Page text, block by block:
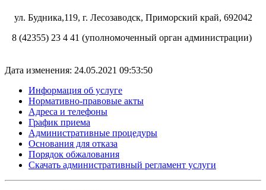
ул. Будника,119, г. Лесозаводск, Приморский край, 692042
8 (42355) 23 4 41 (уполномоченный орган администрации)
Дата изменения: 24.05.2021 09:53:50
Информация об услуге
Нормативно-правовые акты
Адреса и телефоны
График приема
Административные процедуры
Основания для отказа
Порядок обжалования
Скачать административный регламент услуги